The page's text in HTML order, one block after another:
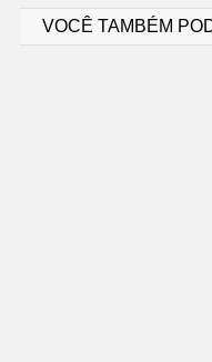
VOCÊ TAMBÉM